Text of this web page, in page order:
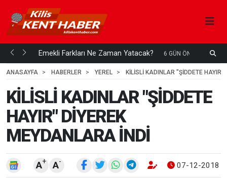
mi... Emekli Farkları Ne Zaman Yatacak? 6 GÜN ÖNCE
ANASAYFA
HABERLER YEREL KİLİSLİ KADINLAR "ŞİDDETE HAYIR"
KİLİSLİ KADINLAR "ŞİDDETE
HAYIR" DİYEREK
MEYDANLARA İNDİ
A+ A- 07-12-2018